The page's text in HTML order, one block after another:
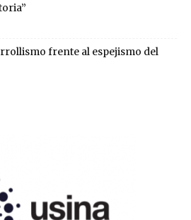
frente al espejismo del